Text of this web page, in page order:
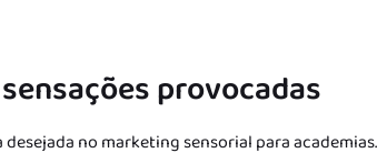
provocadas
no marketing sensorial para academias.